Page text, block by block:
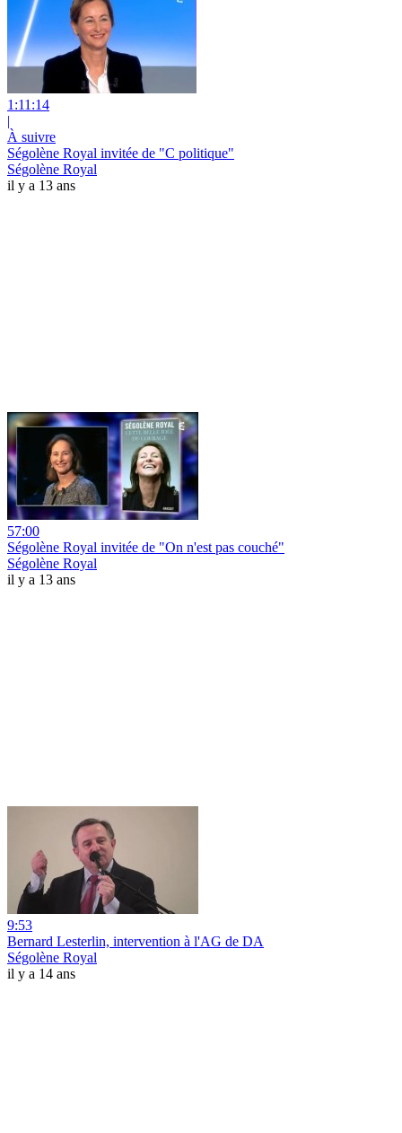
1:11:14
|
À suivre
Ségolène Royal invitée de "C politique"
Ségolène Royal
il y a 13 ans
57:00
Ségolène Royal invitée de "On n'est pas couché"
Ségolène Royal
il y a 13 ans
9:53
Bernard Lesterlin, intervention à l'AG de DA
Ségolène Royal
il y a 14 ans